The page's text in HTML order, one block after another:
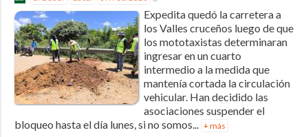
Expedita quedó la carretera a
los Valles cruceños luego de que
los mototaxistas determinaran
ingresar en un cuarto
intermedio a la medida que
mantenía cortada la circulación
vehicular. Han decidido las
asociaciones suspender el
bloqueo hasta el día lunes, si no somos...
+ más